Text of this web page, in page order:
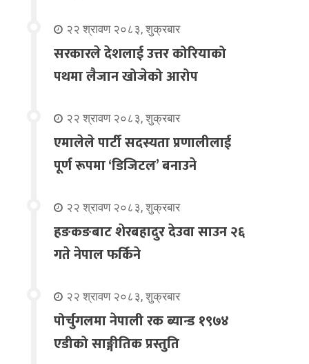
२२ श्रावण २०८३, शुक्रबार
सरकारले देशलाई उत्तर कोरियाको
पथमा लैजान खोजेको आरोप
२२ श्रावण २०८३, शुक्रबार
एमालेले पार्टी सदस्यता प्रणालीलाई
पूर्ण रूपमा ‘डिजिटल’ बनाउने
२२ श्रावण २०८३, शुक्रबार
हङकङबाट शेरबहादुर देउवा साउन २६
गते नेपाल फर्किने
२२ श्रावण २०८३, शुक्रबार
पोर्चुगलमा नेपाली रक ब्यान्ड १९७४
एडीको साङ्गीतिक प्रस्तुति